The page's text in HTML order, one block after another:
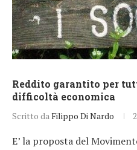
Reddito garantito per
difficoltà economica
Scritto da Filippo Di Nardo
E’ la proposta del